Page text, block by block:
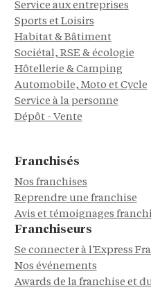
Service aux entreprises
Sports et Loisirs
Habitat & Bâtiment
Sociétal, RSE & écologie
Hôtellerie & Camping
Automobile, Moto et Cycle
Service à la personne
Dépôt - Vente
Franchisés
Nos franchises
Reprendre une franchise
Avis et témoignages
Franchiseurs
Se connecter à l'Express
Nos événements
Awards de la franchise et